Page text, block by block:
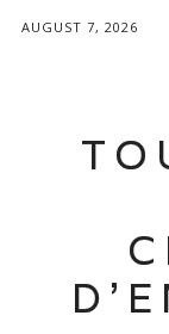
AUGUST 7, 2026